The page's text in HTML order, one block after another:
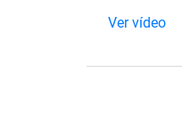
Ver vídeo